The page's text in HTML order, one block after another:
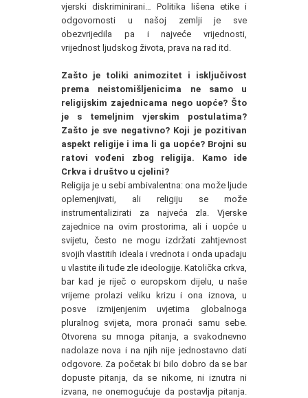
vjerski diskriminirani… Politika lišena etike i
odgovornosti u našoj zemlji je sve
obezvrijedila pa i najveće vrijednosti,
vrijednost ljudskog života, prava na rad itd.
Zašto je toliki animozitet i isključivost
prema neistomišljenicima ne samo u
religijskim zajednicama nego uopće? Što
je s temeljnim vjerskim postulatima?
Zašto je sve negativno? Koji je pozitivan
aspekt religije i ima li ga uopće? Brojni su
ratovi vođeni zbog religija. Kamo ide
Crkva i društvo u cjelini?
Religija je u sebi ambivalentna: ona može ljude
oplemenjivati, ali religiju se može
instrumentalizirati za najveća zla. Vjerske
zajednice na ovim prostorima, ali i uopće u
svijetu, često ne mogu izdržati zahtjevnost
svojih vlastitih ideala i vrednota i onda upadaju
u vlastite ili tuđe zle ideologije. Katolička crkva,
bar kad je riječ o europskom dijelu, u naše
vrijeme prolazi veliku krizu i ona iznova, u
posve izmijenjenim uvjetima globalnoga
pluralnog svijeta, mora pronaći samu sebe.
Otvorena su mnoga pitanja, a svakodnevno
nadolaze nova i na njih nije jednostavno dati
odgovore. Za početak bi bilo dobro da se bar
dopuste pitanja, da se nikome, ni iznutra ni
izvana, ne onemogućuje da postavlja pitanja.